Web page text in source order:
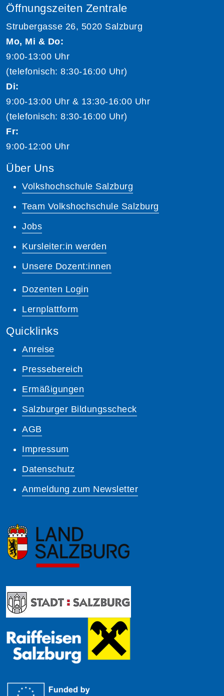
Öffnungszeiten Zentrale
Strubergasse 26, 5020 Salzburg
Mo, Mi & Do:
9:00-13:00 Uhr
(telefonisch: 8:30-16:00 Uhr)
Di:
9:00-13:00 Uhr & 13:30-16:00 Uhr
(telefonisch: 8:30-16:00 Uhr)
Fr:
9:00-12:00 Uhr
Über Uns
Volkshochschule Salzburg
Team Volkshochschule Salzburg
Jobs
Kursleiter:in werden
Unsere Dozent:innen
Dozenten Login
Lernplattform
Quicklinks
Anreise
Pressebereich
Ermäßigungen
Salzburger Bildungsscheck
AGB
Impressum
Datenschutz
Anmeldung zum Newsletter